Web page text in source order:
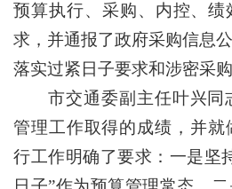
预算执行、采购、内控、
求，并通报了政府采购信息
落实过紧日子要求和涉密采购
市交通委副主任叶兴同
管理工作取得的成绩，并就
行工作明确了要求：一是坚